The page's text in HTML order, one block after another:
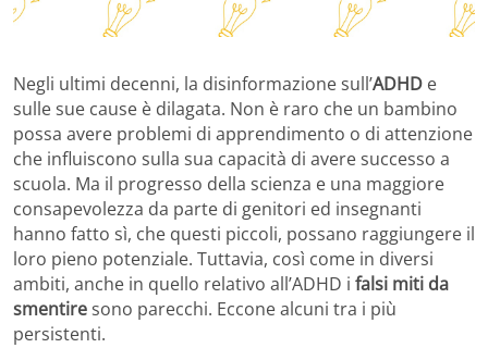
Negli ultimi decenni, la disinformazione sull’ADHD e
sulle sue cause è dilagata. Non è raro che un bambino
possa avere problemi di apprendimento o di attenzione
che influiscono sulla sua capacità di avere successo a
scuola. Ma il progresso della scienza e una maggiore
consapevolezza da parte di genitori ed insegnanti
hanno fatto sì, che questi piccoli, possano raggiungere il
loro pieno potenziale. Tuttavia, così come in diversi
ambiti, anche in quello relativo all’ADHD i falsi miti da
smentiresono parecchi. Eccone alcuni tra i più
persistenti.